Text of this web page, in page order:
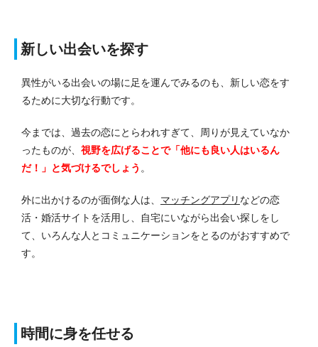
新しい出会いを探す
異性がいる出会いの場に足を運んでみるのも、新しい恋をす
るために大切な行動です。
今までは、過去の恋にとらわれすぎて、周りが見えていなか
ったものが、 視野を広げることで「他にも良い人はいるん
だ！」と気づけるでしょう 。
外に出かけるのが面倒な人は、 マッチングアプリ などの恋
活・婚活サイトを活用し、自宅にいながら出会い探しをし
て、いろんな人とコミュニケーションをとるのがおすすめで
す。
時間に身を任せる